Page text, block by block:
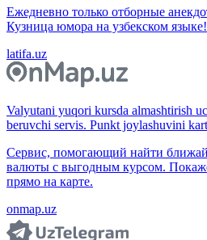
Ежедневно только отборные
Кузница юмора на узбекском языке!
latifa.uz
Valyutani yuqori kursda almashtirish
beruvchi servis. Punkt joylashuvini
Сервис, помогающий найти
валюты с выгодным курсом.
прямо на карте.
onmap.uz